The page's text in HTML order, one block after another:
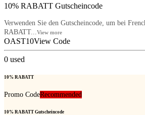
10% RABATT Gutscheincode
Verwenden Sie den Gutscheincode, um bei
RABATT...View more
OAST10View Code
0 used
10% RABATT
Promo CodeRecommended
10% RABATT Gutscheincode